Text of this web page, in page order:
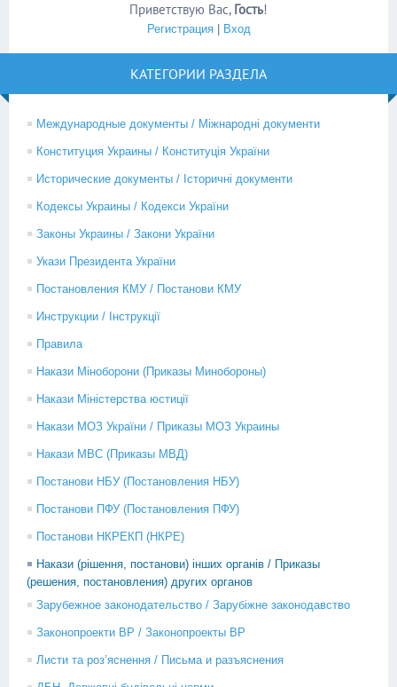
Приветствую Вас, Гость!
Регистрация| Вход
КАТЕГОРИИ РАЗДЕЛА
Международные документы / Міжнародні документи
Конституция Украины / Конституція України
Исторические документы / Історичні документи
Кодексы Украины / Кодекси України
Законы Украины / Закони України
Укази Президента України
Постановления КМУ / Постанови КМУ
Инструкции / Інструкції
Правила
Накази Міноборони (Приказы Минобороны)
Накази Міністерства юстиції
Накази МОЗ України / Приказы МОЗ Украины
Накази МВС (Приказы МВД)
Постанови НБУ (Постановления НБУ)
Постанови ПФУ (Постановления ПФУ)
Постанови НКРЕКП (НКРЕ)
Накази (рішення, постанови) інших органів / Приказы
(решения, постановления) других органов
Зарубежное законодательство / Зарубіжне законодавство
Законопроекти ВР / Законопроекты ВР
Листи та роз’яснення / Письма и разъяснения